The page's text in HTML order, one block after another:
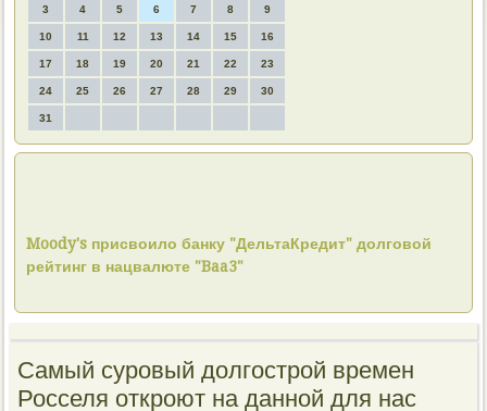
3 4 5 6 7 8 9
10 11 12 13 14 15 16
17 18 19 20 21 22 23
24 25 26 27 28 29 30
31
Moody's присвоило банку "ДельтаКредит" долговой
рейтинг в нацвалюте "Baa3"
Самый суровый долгострой времен
Росселя откроют на данной для нас